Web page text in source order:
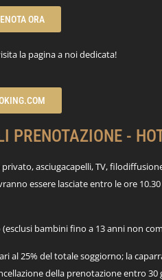
ORA
la pagina a noi dedicata!
PRENOTAZIONE -
asciugacapelli, TV,
essere lasciate entro le ore
bambini fino a 13 anni non
al 25% del totale soggiorno; la
della prenotazione entro 30